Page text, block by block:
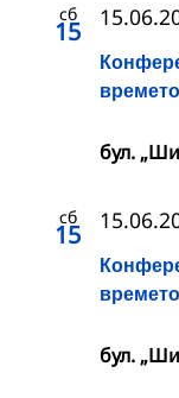
сб
15
бул.
сб
15
бул.